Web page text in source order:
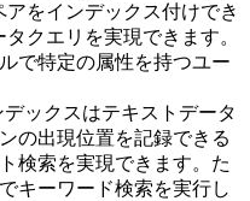
アをインデックス付けでき
クエリを実現できます。
で特定の属性を持つユー
デックスはテキストデータ
の出現位置を記録できる
検索を実現できます。た
キーワード検索を実行し